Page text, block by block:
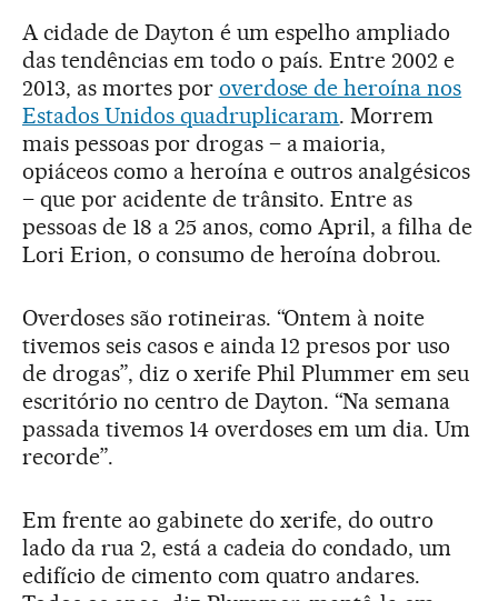
A cidade de Dayton é um espelho ampliado
das tendências em todo o país. Entre 2002 e
2013, as mortes por overdose de heroína nos
Estados Unidos quadruplicaram. Morrem
mais pessoas por drogas – a maioria,
opiáceos como a heroína e outros analgésicos
– que por acidente de trânsito. Entre as
pessoas de 18 a 25 anos, como April, a filha de
Lori Erion, o consumo de heroína dobrou.
Overdoses são rotineiras. “Ontem à noite
tivemos seis casos e ainda 12 presos por uso
de drogas”, diz o xerife Phil Plummer em seu
escritório no centro de Dayton. “Na semana
passada tivemos 14 overdoses em um dia. Um
recorde”.
Em frente ao gabinete do xerife, do outro
lado da rua 2, está a cadeia do condado, um
edifício de cimento com quatro andares.